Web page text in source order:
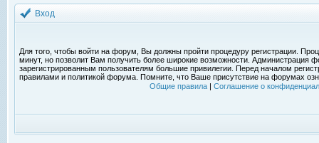
Вход
Для того, чтобы войти на форум, Вы должны пройти процедуру регистрации.
минут, но позволит Вам получить более широкие возможности. Администрация
зарегистрированным пользователям большие привилегии. Перед началом
правилами и политикой форума. Помните, что Ваше присутствие на форумах
Общие правила| Соглашение о